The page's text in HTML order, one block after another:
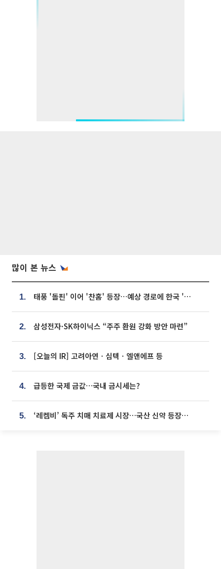
많이 본 뉴스
1. 태풍 '돌핀' 이어 '찬홈' 등장…예상 경로에 한국 '한숨'
2. 삼성전자·SK하이닉스 “주주 환원 강화 방안 마련”
3. [오늘의 IR] 고려아연ㆍ심텍ㆍ엘앤에프 등
4. 급등한 국제 금값…국내 금시세는?
5. ‘레켐비’ 독주 치매 치료제 시장…국산 신약 등장하나